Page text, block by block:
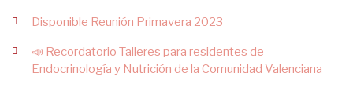
Disponible Reunión Primavera 2023
📣 Recordatorio Talleres para residentes de
Endocrinología y Nutrición de la Comunidad Valenciana